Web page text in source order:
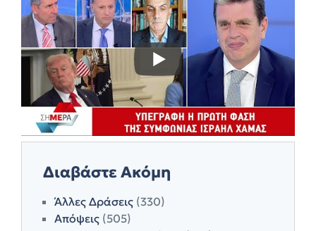
Διαβάστε Ακόμη
Άλλες Δράσεις (330)
Απόψεις (505)